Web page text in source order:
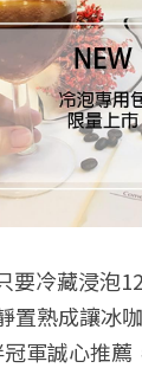
要冷藏浸泡
置熟成讓冰
軍誠心推薦